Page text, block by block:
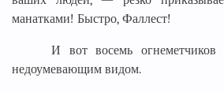
манатками! Быстро, Фаллест!
И вот восемь
недоумевающим видом.